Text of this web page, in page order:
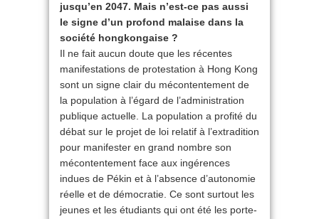
jusqu’en 2047. Mais n’est-ce pas aussi
le signe d’un profond malaise dans la
société hongkongaise ?
Il ne fait aucun doute que les récentes
manifestations de protestation à Hong Kong
sont un signe clair du mécontentement de
la population à l’égard de l’administration
publique actuelle. La population a profité du
débat sur le projet de loi relatif à l’extradition
pour manifester en grand nombre son
mécontentement face aux ingérences
indues de Pékin et à l’absence d’autonomie
réelle et de démocratie. Ce sont surtout les
jeunes et les étudiants qui ont été les porte-